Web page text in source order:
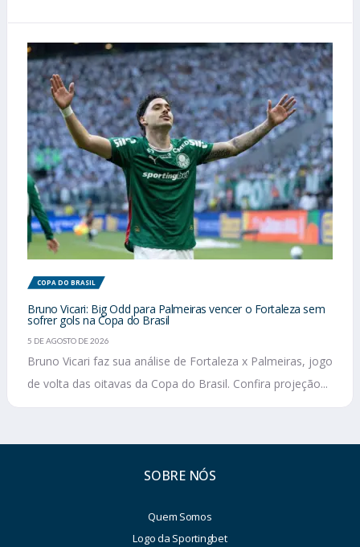
COPA DO BRASIL
Bruno Vicari: Big Odd para Palmeiras vencer o Fortaleza sem
sofrer gols na Copa do Brasil
5 DE AGOSTO DE 2026
Bruno Vicari faz sua análise de Fortaleza x Palmeiras, jogo
de volta das oitavas da Copa do Brasil. Confira projeção...
SOBRE NÓS
Quem Somos
Logo da Sportingbet